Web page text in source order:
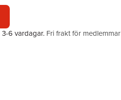
3-6 vardagar. Fri frakt för medlemmar